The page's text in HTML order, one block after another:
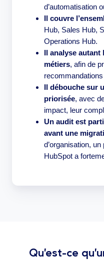
d’automatisation
Il couvre
Hub, Sales Hub,
Operations Hub.
Il analyse autant
métiers, afin de
Il débouche sur
priorisée, avec
impact, leur
Un audit est
avant une
d’organisation, un
HubSpot a
Qu’est-ce